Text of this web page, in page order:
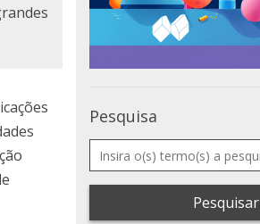
Pesquisa
Pesquisar